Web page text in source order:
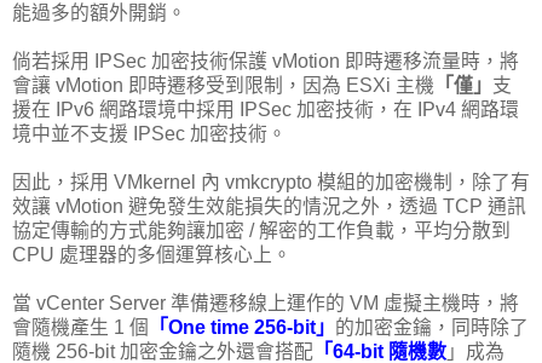
能過多的額外開銷。
倘若採用 IPSec 加密技術保護 vMotion 即時遷移流量時，將
會讓 vMotion 即時遷移受到限制，因為 ESXi 主機 「僅」 支
援在 IPv6 網路環境中採用 IPSec 加密技術，在 IPv4 網路環
境中並不支援 IPSec 加密技術。
因此，採用 VMkernel 內 vmkcrypto 模組的加密機制，除了有
效讓 vMotion 避免發生效能損失的情況之外，透過 TCP 通訊
協定傳輸的方式能夠讓加密 / 解密的工作負載，平均分散到
CPU 處理器的多個運算核心上。
當 vCenter Server 準備遷移線上運作的 VM 虛擬主機時，將
會隨機產生 1 個
「One time 256-bit」 的加密金鑰，同時除了
隨機 256-bit 加密金鑰之外還會搭配 「64-bit 隨機數 」成為